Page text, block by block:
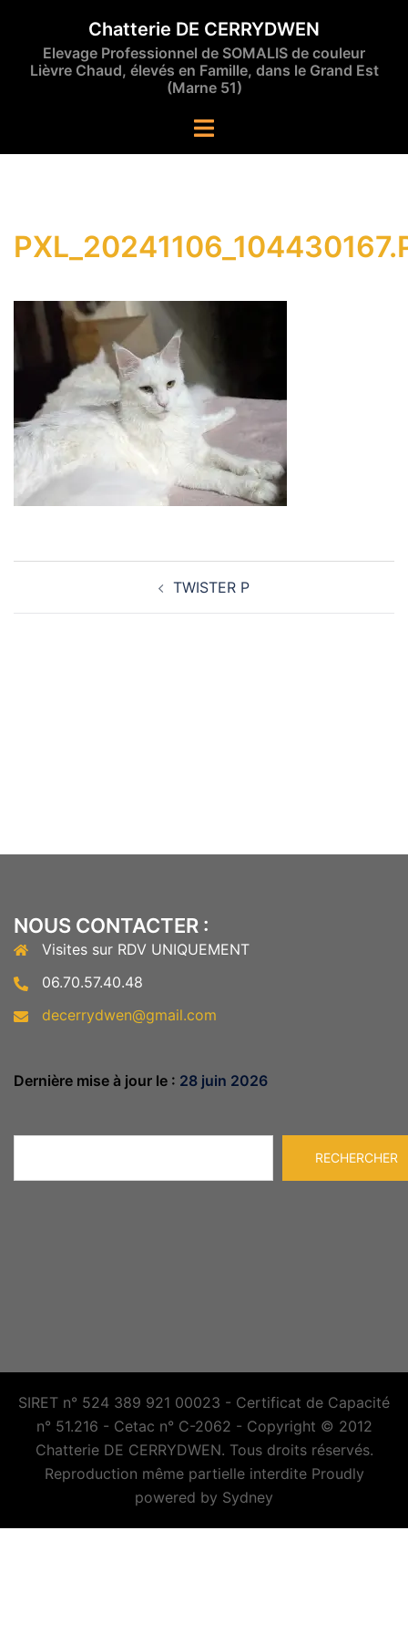
contenu
Chatterie DE CERRYDWEN
Elevage Professionnel de SOMALIS de couleur
Lièvre Chaud, élevés en Famille, dans le Grand Est
(Marne 51)
Ouvrir/fermer
TWISTER P
NOUS CONTACTER :
Visites sur RDV UNIQUEMENT
06.70.57.40.48
decerrydwen@gmail.com
Dernière mise à jour le : 28 juin 2026
RECHERCHER
SIRET n° 524 389 921 00023 - Certificat de Capacité
n° 51.216 - Cetac n° C-2062 - Copyright © 2012
Chatterie DE CERRYDWEN. Tous droits réservés.
Reproduction même partielle interdite Proudly
powered by Sydney